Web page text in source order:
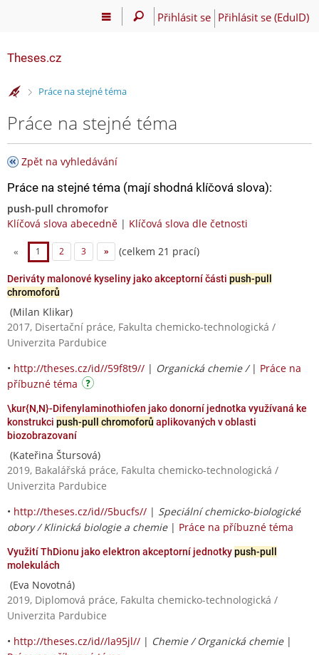
Přihlásit se Přihlásit se (EduID)
Theses.cz
>Práce na stejné téma
Práce na stejné téma
Zpět na vyhledávání
Práce na stejné téma (mají shodná klíčová slova):
push-pull chromofor
Klíčová slova abecedně | Klíčová slova dle četnosti
« 1 2 3 » (celkem 21 prací)
Deriváty malonové kyseliny jako akceptorní části push-pull
chromoforů
(Milan Klikar)
2017, Disertační práce, Fakulta chemicko-technologická /
Univerzita Pardubice
• http://theses.cz/id//59f8t9// | Organická chemie / | Práce na
příbuzné téma
\kur{N,N}-Difenylaminothiofen jako donorní jednotka využívaná ke
konstrukci push-pull chromoforů aplikovaných v oblasti
biozobrazovaní
(Kateřina Štursová)
2019, Bakalářská práce, Fakulta chemicko-technologická /
Univerzita Pardubice
• http://theses.cz/id//5bucfs// | Speciální chemicko-biologické
obory / Klinická biologie a chemie| Práce na příbuzné téma
Využití ThDionu jako elektron akceptorní jednotkypush-pull
molekulách
(Eva Novotná)
2019, Diplomová práce, Fakulta chemicko-technologická /
Univerzita Pardubice
• http://theses.cz/id//la95jl// | Chemie / Organická chemie|